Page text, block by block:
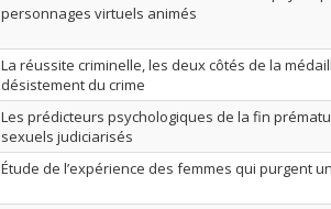
personnages virtuels animés
La réussite criminelle, les deux côtés de la
désistement du crime
Les prédicteurs psychologiques de la fin
sexuels judiciarisés
Étude de l’expérience des femmes qui purgent